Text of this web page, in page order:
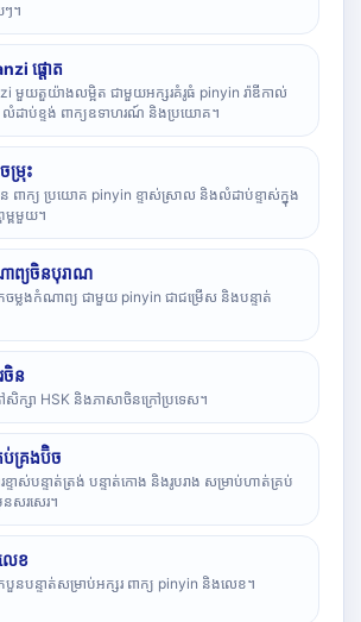
។
ផ្តោត
មួយតួយ៉ាងលម្អិត ជាមួយអក្សរគំរូធំ pinyin រ៉ាឌីកាល់
ធ លំដាប់ខ្ទង់ ពាក្យឧទាហរណ៍ និងប្រយោគ។
ម្រុះ
ន ពាក្យ ប្រយោគ pinyin ខ្ទាស់ស្រាល និងលំដាប់ខ្ទាស់ក្នុង
ម្ពមួយ។
ព្យចិនបុរាណ
ចម្លងកំណាព្យ ជាមួយ pinyin ជាជម្រើស និងបន្ទាត់
ចិន
ក្សា HSK និងភាសាចិនក្រៅប្រទេស។
គ្រងប៊ិច
ខ្ទាស់បន្ទាត់ត្រង់ បន្ទាត់កោង និងរូបរាង សម្រាប់ហាត់គ្រប់
នសរសេរ។
េខ
បួនបន្ទាត់សម្រាប់អក្សរ ពាក្យ pinyin និងលេខ។